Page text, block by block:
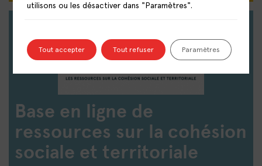
Base en ligne de
ressources sur la cohésion
sociale et territoriale
utilisons ou les désactiver dans "Paramètres".
Tout accepter Tout refuser Paramètres